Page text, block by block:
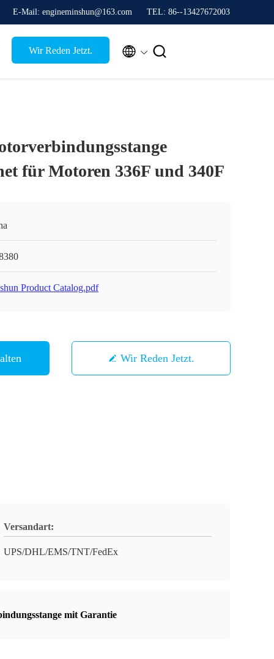
E-Mail: engineminshun@163.com TEL: 86--13427672003
Wir Reden Jetzt.  
für Motoren 336F und 340F
Product Catalog.pdf
Wir Reden Jetzt.
Versandart:
UPS/DHL/EMS/TNT/FedEx
mit Garantie